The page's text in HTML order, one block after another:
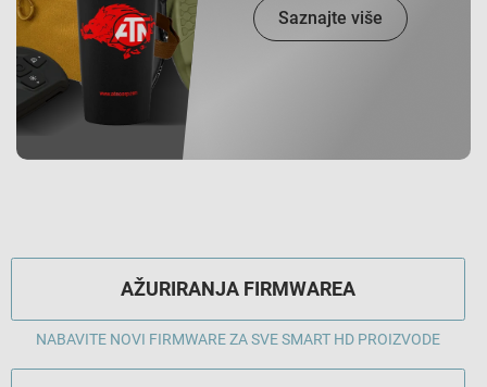
Saznajte više
AŽURIRANJA FIRMWAREA
NABAVITE NOVI FIRMWARE ZA SVE SMART HD PROIZVODE